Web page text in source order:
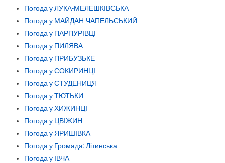
Погода у ЛУКА-МЕЛЕШКІВСЬКА
Погода у МАЙДАН-ЧАПЕЛЬСЬКИЙ
Погода у ПАРПУРІВЦІ
Погода у ПИЛЯВА
Погода у ПРИБУЗЬКЕ
Погода у СОКИРИНЦІ
Погода у СТУДЕНИЦЯ
Погода у ТЮТЬКИ
Погода у ХИЖИНЦІ
Погода у ЦВІЖИН
Погода у ЯРИШІВКА
Погода у Громада: Літинська
Погода у ІВЧА